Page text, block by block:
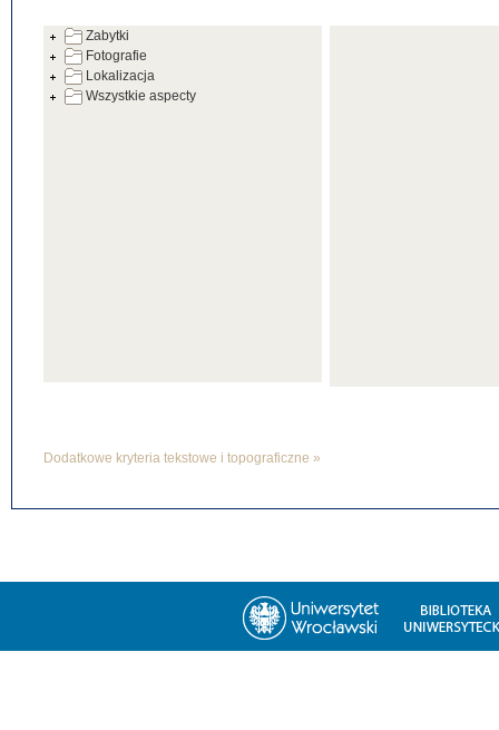
Zabytki
Fotografie
Lokalizacja
Wszystkie aspecty
Dodatkowe kryteria tekstowe i topograficzne »